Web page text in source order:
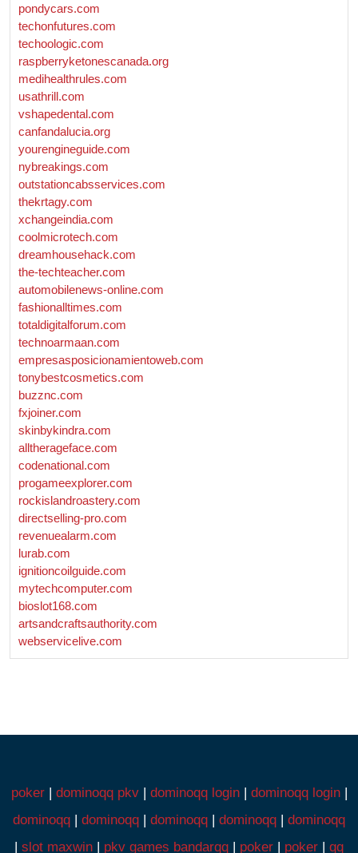
pondycars.com
techonfutures.com
techoologic.com
raspberryketonescanada.org
medihealthrules.com
usathrill.com
vshapedental.com
canfandalucia.org
yourengineguide.com
nybreakings.com
outstationcabsservices.com
thekrtagy.com
xchangeindia.com
coolmicrotech.com
dreamhousehack.com
the-techteacher.com
automobilenews-online.com
fashionalltimes.com
totaldigitalforum.com
technoarmaan.com
empresasposicionamientoweb.com
tonybestcosmetics.com
buzznc.com
fxjoiner.com
skinbykindra.com
alltherageface.com
codenational.com
progameexplorer.com
rockislandroastery.com
directselling-pro.com
revenuealarm.com
lurab.com
ignitioncoilguide.com
mytechcomputer.com
bioslot168.com
artsandcraftsauthority.com
webservicelive.com
poker| dominoqq pkv| dominoqq login| dominoqq login|
dominoqq | dominoqq | dominoqq | dominoqq | dominoqq
| slot maxwin | pkv games bandarqq | poker | poker | qq